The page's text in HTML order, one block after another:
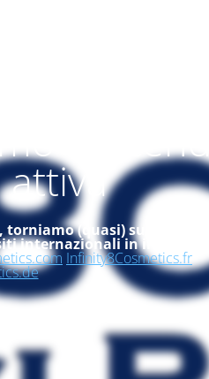
rifacendo
torniamo (quasi) subito, nel
internazionali in inglese, in
Infinity8Cosmetics.fr